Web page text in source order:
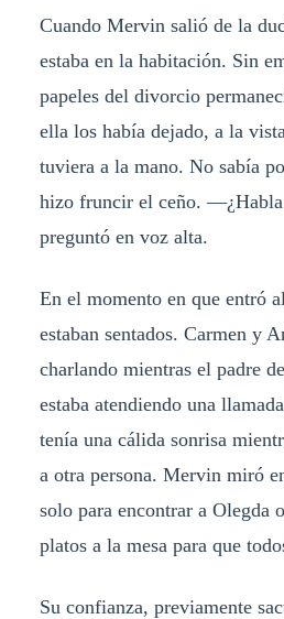
Cuando Mervin salió de la
estaba en la habitación. Sin
papeles del divorcio
ella los había dejado, a la
tuviera a la mano. No sabía
hizo fruncir el ceño.
preguntó en voz alta.
En el momento en que entró
estaban sentados. Carmen y
charlando mientras el padre
estaba atendiendo una
tenía una cálida sonrisa
a otra persona. Mervin miró
solo para encontrar a Olegda
platos a la mesa para que
Su confianza, previamente